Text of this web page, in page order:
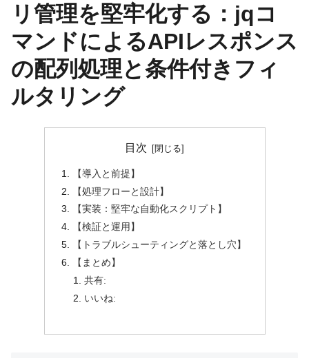
リ管理を堅牢化する：jqコ
マンドによるAPIレスポンス
の配列処理と条件付きフィ
ルタリング
目次
【導入と前提】
【処理フローと設計】
【実装：堅牢な自動化スクリプト】
【検証と運用】
【トラブルシューティングと落とし穴】
【まとめ】
共有:
いいね: